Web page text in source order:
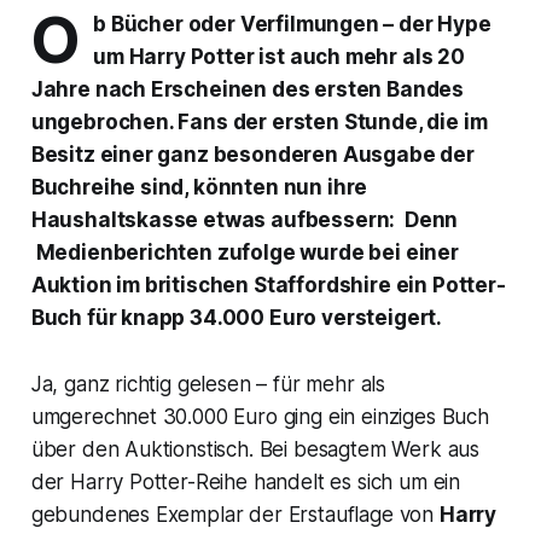
O
b Bücher oder Verfilmungen – der Hype
um Harry Potter ist auch mehr als 20
Jahre nach Erscheinen des ersten Bandes
ungebrochen. Fans der ersten Stunde, die im
Besitz einer ganz besonderen Ausgabe der
Buchreihe sind, könnten nun ihre
Haushaltskasse etwas aufbessern: Denn
Medienberichten zufolge wurde bei einer
Auktion im britischen Staffordshire ein Potter-
Buch für knapp 34.000 Euro versteigert.
Ja, ganz richtig gelesen – für mehr als
umgerechnet 30.000 Euro ging ein einziges Buch
über den Auktionstisch. Bei besagtem Werk aus
der Harry Potter-Reihe handelt es sich um ein
gebundenes Exemplar der Erstauflage von Harry